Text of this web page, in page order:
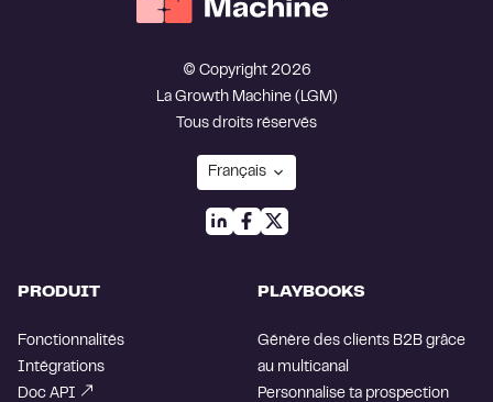
© Copyright 2026
La Growth Machine (LGM)
Tous droits réservés
PRODUIT
Fonctionnalités
Intégrations
Doc API
PLAYBOOKS
Génère des clients B2B grâce
au multicanal
Personnalise ta prospection